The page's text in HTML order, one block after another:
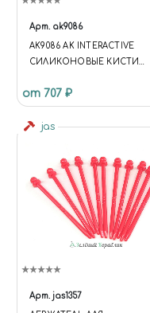
Арт. ak9086
AK9086 AK INTERACTIVE
СИЛИКОНОВЫЕ КИСТИ
СРЕДНИЙ НАКОНЕЧНИК (5
ШТ.)
от 707 ₽
jas
Арт. jas1357